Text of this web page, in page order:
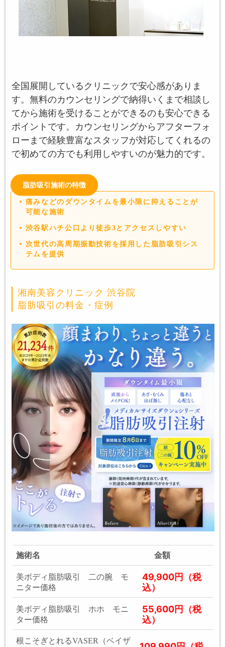
全国展開しているクリニックで安心感がありま
す。無料のカウンセリングで納得いくまで相談し
てから施術を受けることができるのも安心できる
ポイントです。カウンセリングからアフターフォ
ローまで経験豊富なスタッフが対応してくれるの
で初めての方でも利用しやすいのが魅力的です。
脂肪吸引施術の特徴
痛みなどのダウンタイムを最小限に抑えることが
可能な施術
渋谷駅ハチ公口より徒歩3とアクセスしやすい
次世代の高周期振動技術を採用した脂肪吸引シス
テムを提供
湘南美容クリニック 渋谷院
脂肪吸引の料金・症例
施術名 金額
美ボディ脂肪吸引 二の腕 モ
ニター価格
49,900円（税
込）
美ボディ脂肪吸引 ホホ モニ
ター価格
55,600円（税
込）
根こそぎとれるVASER（ベイザ